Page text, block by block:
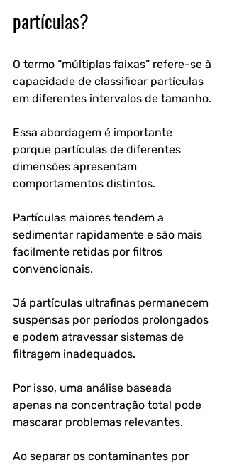
partículas?
O termo “múltiplas faixas” refere-se à
capacidade de classificar partículas
em diferentes intervalos de tamanho.
Essa abordagem é importante
porque partículas de diferentes
dimensões apresentam
comportamentos distintos.
Partículas maiores tendem a
sedimentar rapidamente e são mais
facilmente retidas por filtros
convencionais.
Já partículas ultrafinas permanecem
suspensas por períodos prolongados
e podem atravessar sistemas de
filtragem inadequados.
Por isso, uma análise baseada
apenas na concentração total pode
mascarar problemas relevantes.
Ao separar os contaminantes por